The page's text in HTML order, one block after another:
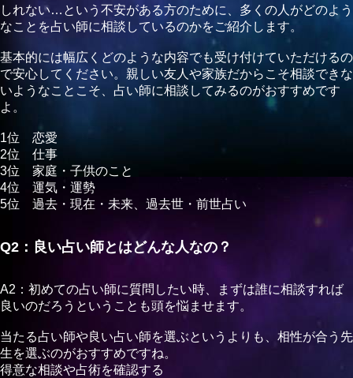
しれない…という不安がある方のために、多くの人がどのよう
なことを占い師に相談しているのかをご紹介します。
基本的には幅広くどのような内容でも受け付けていただけるの
で安心してください。親しい友人や家族だからこそ相談できな
いようなことこそ、占い師に相談してみるのがおすすめです
よ。
1位 恋愛
2位 仕事
3位 家庭・子供のこと
4位 運気・運勢
5位 過去・現在・未来、過去世・前世占い
Q2：良い占い師とはどんな人なの？
A2：初めての占い師に質問したい時、まずは誰に相談すれば
良いのだろうということも頭を悩ませます。
当たる占い師や良い占い師を選ぶというよりも、相性が合う先
生を選ぶのがおすすめですね。
得意な相談や占術を確認する